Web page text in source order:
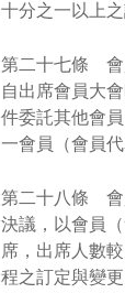
十分之一以上之
第二十七條 會
自出席會員大
件委託其他會
一會員（會員
第二十八條 會
決議，以會員
席，出席人數
程之訂定與變